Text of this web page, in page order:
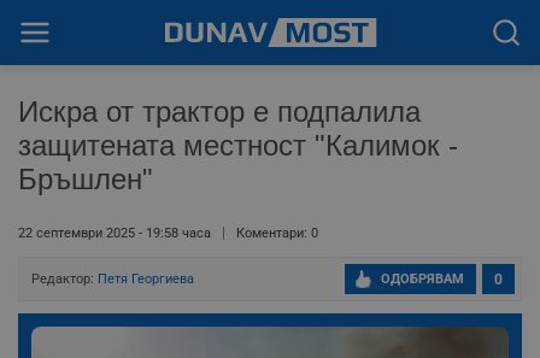
Искра от трактор е подпалила
защитената местност "Калимок -
Бръшлен"
22 септември 2025 - 19:58 часа Коментари: 0
Редактор: Петя Георгиева 0
ОДОБРЯВАМ